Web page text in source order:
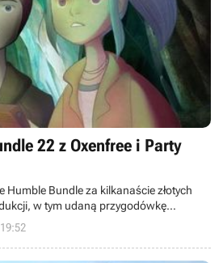
22 z Oxenfree i Party
Humble Bundle za kilkanaście złotych
w tym udaną przygodówkę
mordercy Party Hard.